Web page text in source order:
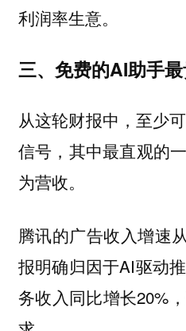
利润率生意。
三、免费的AI助手
从这轮财报中，至少
信号，其中最直观的
为营收。
腾讯的广告收入增速
报明确归因于AI驱动
务收入同比增长20%